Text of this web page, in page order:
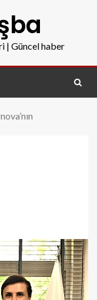
| Güncel haber